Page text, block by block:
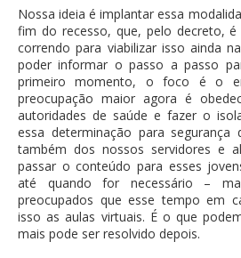
Nossa ideia é implantar essa
fim do recesso, que, pelo decreto,
correndo para viabilizar isso ainda
poder informar o passo a passo
primeiro momento, o foco é o
preocupação maior agora é
autoridades de saúde e fazer o
essa determinação para
também dos nossos servidores e
passar o conteúdo para esses
até quando for necessário –
preocupados que esse tempo em
isso as aulas virtuais. É o que
mais pode ser resolvido depois.